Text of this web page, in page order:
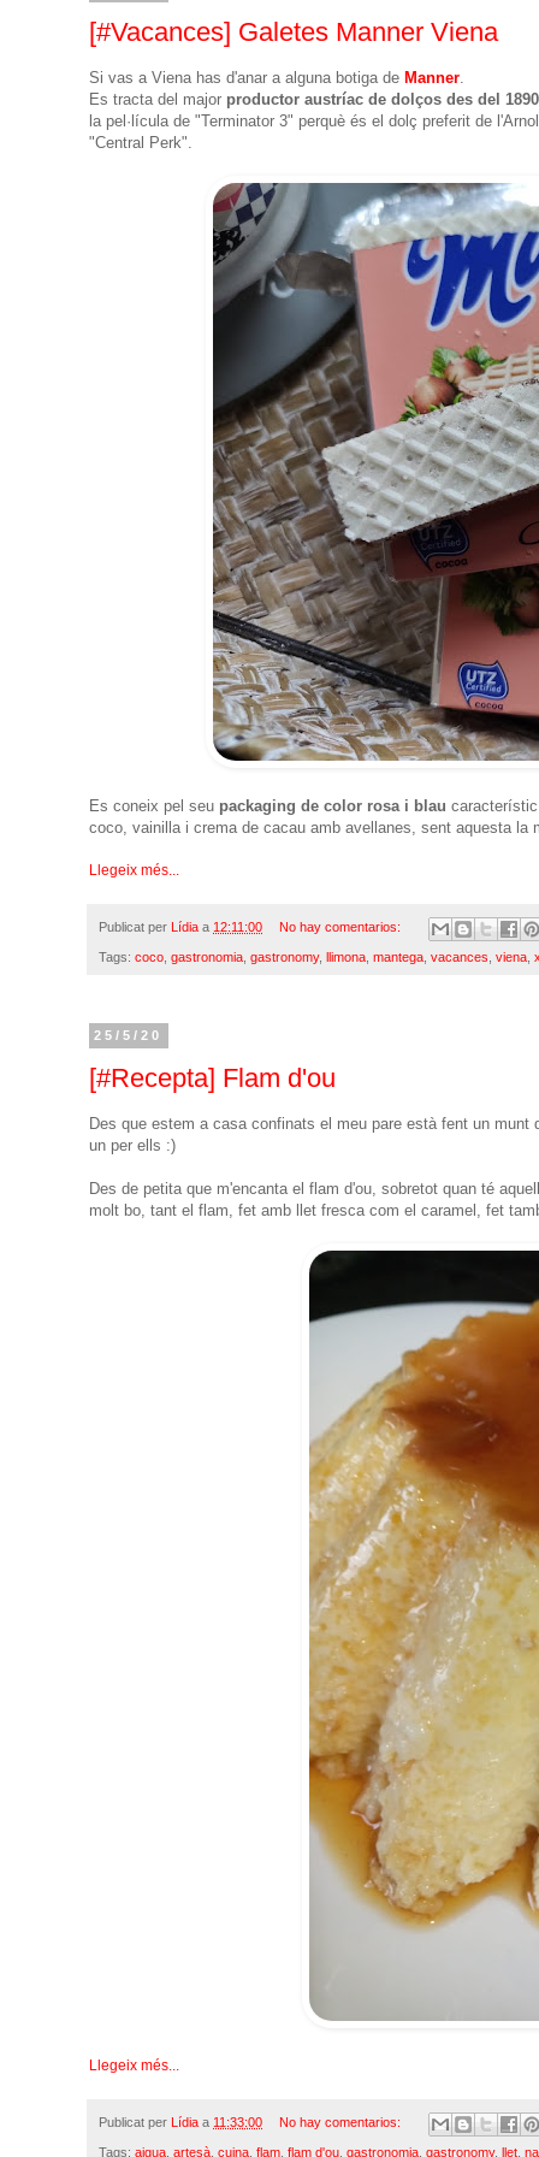
[#Vacances] Galetes Manner Viena
Si vas a Viena has d'anar a alguna botiga de Manner.
Es tracta del major productor austríac de dolços des del 1890
la pel·lícula de "Terminator 3" perquè és el dolç preferit de
"Central Perk".
Es coneix pel seu packaging de color rosa i blau
coco, vainilla i crema de cacau amb avellanes, sent aquesta la
Llegeix més...
Publicat per Lídia a 12:11:00 No hay comentarios:
Tags: coco gastronomia gastronomy, llimona mantega vacances viena
25/5/20
[#Recepta] Flam d'ou
Des que estem a casa confinats el meu pare està fent un
un per ells :)
Des de petita que m'encanta el flam d'ou, sobretot quan té
molt bo, tant el flam, fet amb llet fresca com el caramel, fet
Llegeix més...
Publicat per Lídia a 11:33:00 No hay comentarios:
Tags: aigua artesà cuina flam flam d'ou gastronomia gastronomy, llet